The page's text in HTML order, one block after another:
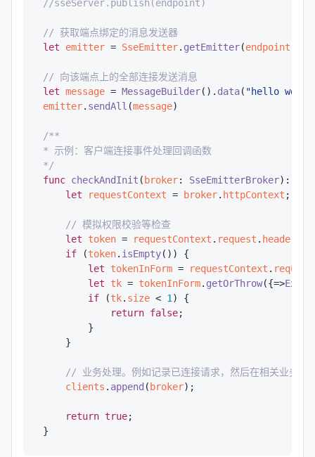
//sseServer.publish(endpoint)
// 获取端点绑定的消息发送器
let
emitter = SseEmitter. getEmitter(endpoint
// 向该端点上的全部连接发送消息
let message = MessageBuilder(). data( "hello
emitter. sendAll (message)
/**
* 示例：客户端连接事件处理回调函数
*/
func checkAndInit ( broker: SseEmitterBroker):
let
requestContext = broker. httpContext ;
// 模拟权限校验等检查
let
token = requestContext . request . headers
if (token. isEmpty()) {
let
tokenInForm = requestContext . request
let
tk = tokenInForm. getOrThrow({=>
if (tk. size < 1) {
return false;
        }
    }
// 业务处理。例如记录已连接请求，然后在相关业务中
clients . append ( broker);
return true;